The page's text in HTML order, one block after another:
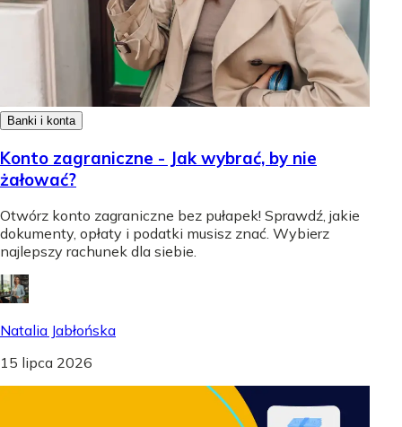
Banki i konta
Konto zagraniczne - Jak wybrać, by nie
żałować?
Otwórz konto zagraniczne bez pułapek! Sprawdź, jakie
dokumenty, opłaty i podatki musisz znać. Wybierz
najlepszy rachunek dla siebie.
Natalia Jabłońska
15 lipca 2026